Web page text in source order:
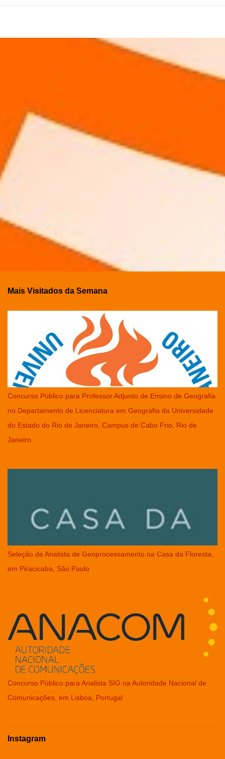
Mais Visitados da Semana
Concurso Público para Professor Adjunto de Ensino de Geografia
no Departamento de Licenciatura em Geografia da Universidade
do Estado do Rio de Janeiro, Campus de Cabo Frio, Rio de
Janeiro
Seleção de Analista de Geoprocessamento na Casa da Floresta,
em Piracicaba, São Paulo
Concurso Público para Analista SIG na Autoridade Nacional de
Comunicações, em Lisboa, Portugal
Instagram